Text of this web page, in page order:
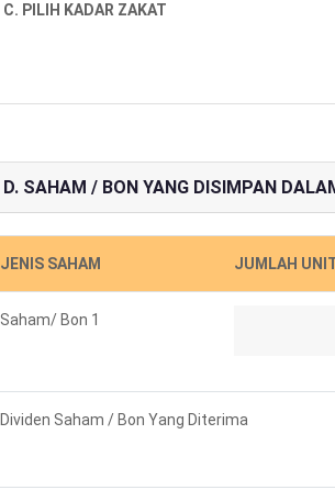
C. PILIH KADAR ZAKAT
D. SAHAM / BON YANG DISIMPAN
JENIS SAHAM JUMLAH
Saham/ Bon 1
Dividen Saham / Bon Yang Diterima